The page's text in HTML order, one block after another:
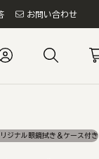
お問い合わせ
ジナル眼鏡拭き＆ケース付き